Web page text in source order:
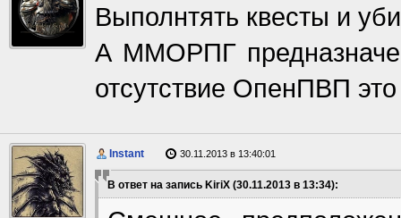
Выполнтять квесты и
А ММОРПГ
отсутствие ОпенПВП
Instant 30.11.2013 в 13:40:01
В ответ на запись KiriX (30.11.2013 в 13:34):